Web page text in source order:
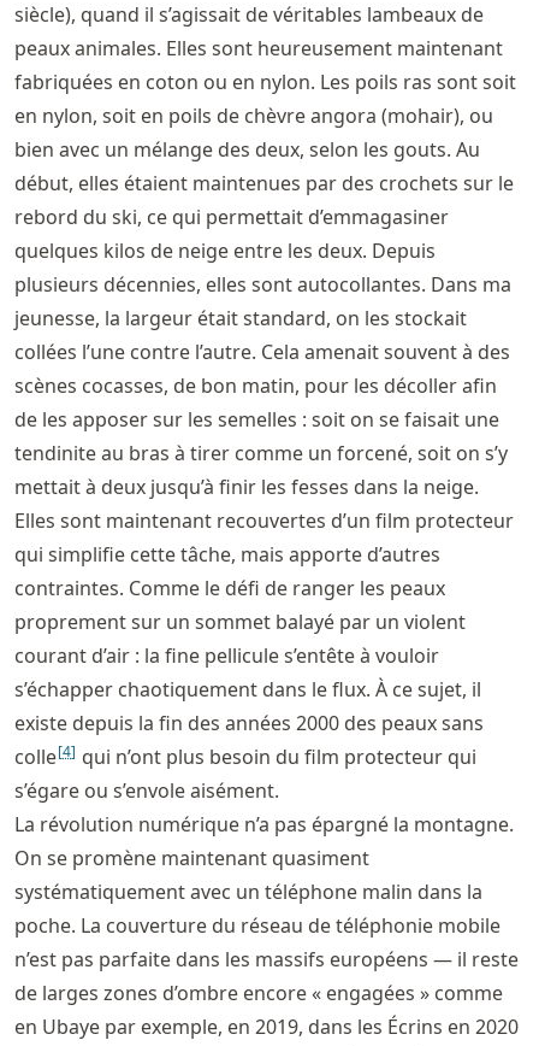
siècle), quand il s’agissait de véritables lambeaux de
peaux animales. Elles sont heureusement maintenant
fabriquées en coton ou en nylon. Les poils ras sont soit
en nylon, soit en poils de chèvre angora (mohair), ou
bien avec un mélange des deux, selon les gouts. Au
début, elles étaient maintenues par des crochets sur le
rebord du ski, ce qui permettait d’emmagasiner
quelques kilos de neige entre les deux. Depuis
plusieurs décennies, elles sont autocollantes. Dans ma
jeunesse, la largeur était standard, on les stockait
collées l’une contre l’autre. Cela amenait souvent à des
scènes cocasses, de bon matin, pour les décoller afin
de les apposer sur les semelles : soit on se faisait une
tendinite au bras à tirer comme un forcené, soit on s’y
mettait à deux jusqu’à finir les fesses dans la neige.
Elles sont maintenant recouvertes d’un film protecteur
qui simplifie cette tâche, mais apporte d’autres
contraintes. Comme le défi de ranger les peaux
proprement sur un sommet balayé par un violent
courant d’air : la fine pellicule s’entête à vouloir
s’échapper chaotiquement dans le flux. À ce sujet, il
existe depuis la fin des années 2000 des peaux sans
colle[4] qui n’ont plus besoin du film protecteur qui
s’égare ou s’envole aisément.
La révolution numérique n’a pas épargné la montagne.
On se promène maintenant quasiment
systématiquement avec un téléphone malin dans la
poche. La couverture du réseau de téléphonie mobile
n’est pas parfaite dans les massifs européens — il reste
de larges zones d’ombre encore « engagées » comme
en Ubaye par exemple, en 2019, dans les Écrins en 2020